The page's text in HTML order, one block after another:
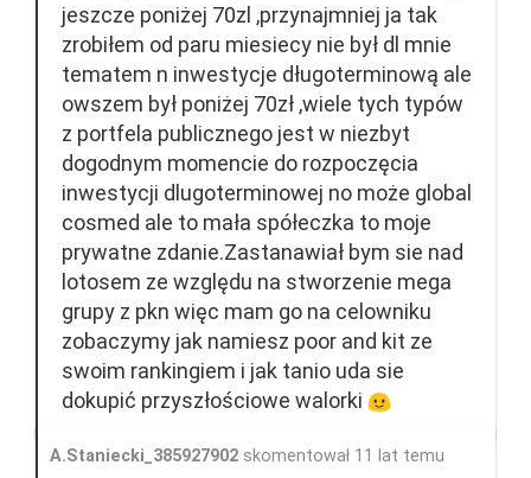
jeszcze poniżej 70zl ,przynajmniej ja tak
zrobiłem od paru miesiecy nie był dl mnie
tematem n inwestycje długoterminową ale
owszem był poniżej 70zł ,wiele tych typów
z portfela publicznego jest w niezbyt
dogodnym momencie do rozpoczęcia
inwestycji dlugoterminowej no może global
cosmed ale to mała spółeczka to moje
prywatne zdanie.Zastanawiał bym sie nad
lotosem ze względu na stworzenie mega
grupy z pkn więc mam go na celowniku
zobaczymy jak namiesz poor and kit ze
swoim rankingiem i jak tanio uda sie
dokupić przyszłościowe walorki
A.Staniecki_385927902 skomentował 11 lat temu